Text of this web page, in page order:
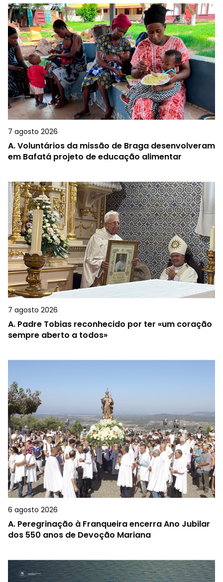
7 agosto 2026
A.Voluntários da missão de Braga desenvolveram
em Bafatá projeto de educação alimentar
7 agosto 2026
A. Padre Tobias reconhecido por ter «um coração
sempre aberto a todos»
6 agosto 2026
A. Peregrinação à Franqueira encerra Ano Jubilar
dos 550 anos de Devoção Mariana